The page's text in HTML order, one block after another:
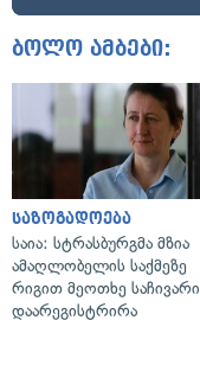
ბოლო ამბები:
საზოგადოება
საია: სტრასბურგმა მზია
ამაღლობელის საქმეზე
რიგით მეოთხე საჩივარი
დაარეგისტრირა